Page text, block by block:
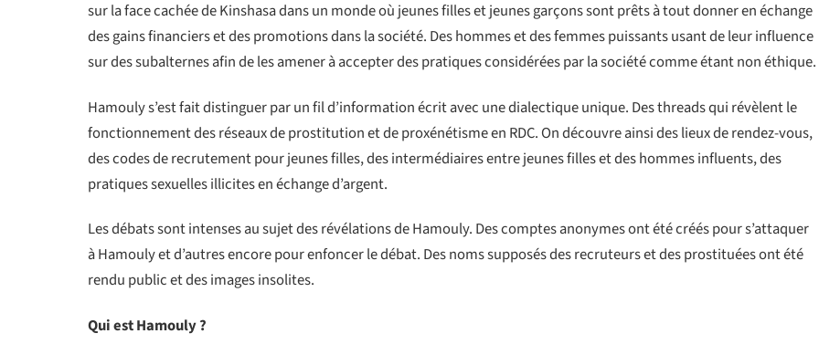
sur la face cachée de Kinshasa dans un monde où jeunes filles et jeunes garçons sont prêts à tout donner en échange
des gains financiers et des promotions dans la société. Des hommes et des femmes puissants usant de leur influence
sur des subalternes afin de les amener à accepter des pratiques considérées par la société comme étant non éthique.
Hamouly s’est fait distinguer par un fil d’information écrit avec une dialectique unique. Des threads qui révèlent le
fonctionnement des réseaux de prostitution et de proxénétisme en RDC. On découvre ainsi des lieux de rendez-vous,
des codes de recrutement pour jeunes filles, des intermédiaires entre jeunes filles et des hommes influents, des
pratiques sexuelles illicites en échange d’argent.
Les débats sont intenses au sujet des révélations de Hamouly. Des comptes anonymes ont été créés pour s’attaquer
à Hamouly et d’autres encore pour enfoncer le débat. Des noms supposés des recruteurs et des prostituées ont été
rendu public et des images insolites.
Qui est Hamouly ?